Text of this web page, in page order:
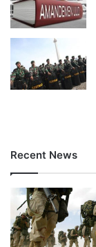
Recent News